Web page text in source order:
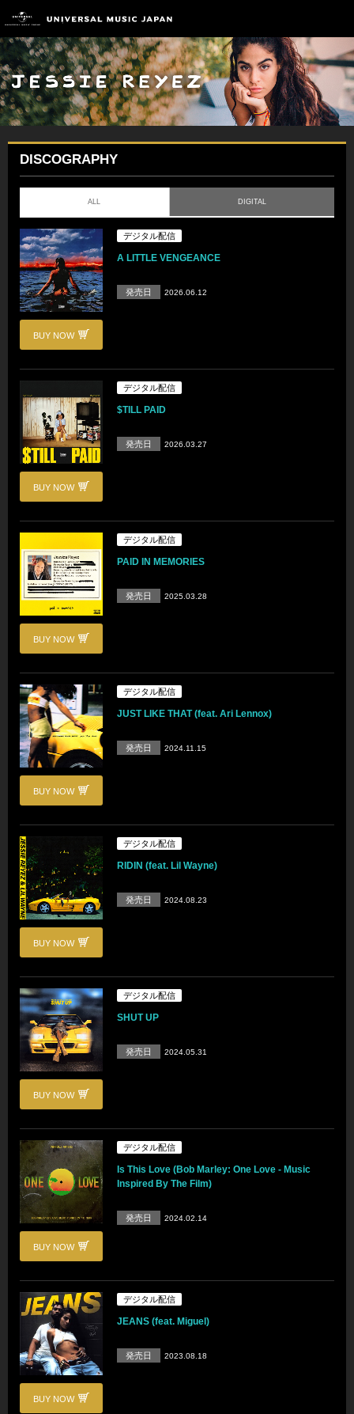
DISCOGRAPHY
ALL DIGITAL
BUY NOW
デジタル配信
A LITTLE VENGEANCE
発売日 2026.06.12
BUY NOW
デジタル配信
$TILL PAID
発売日 2026.03.27
BUY NOW
デジタル配信
PAID IN MEMORIES
発売日 2025.03.28
BUY NOW
デジタル配信
JUST LIKE THAT (feat. Ari Lennox)
発売日 2024.11.15
BUY NOW
デジタル配信
RIDIN (feat. Lil Wayne)
発売日 2024.08.23
BUY NOW
デジタル配信
SHUT UP
発売日 2024.05.31
BUY NOW
デジタル配信
Is This Love (Bob Marley: One Love - Music
Inspired By The Film)
発売日 2024.02.14
BUY NOW
デジタル配信
JEANS (feat. Miguel)
発売日 2023.08.18